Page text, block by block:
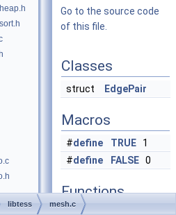
Go to the source code
of this file.
Classes
struct EdgePair
Macros
#define TRUE 1
#define FALSE 0
Functions
libtess mesh.c